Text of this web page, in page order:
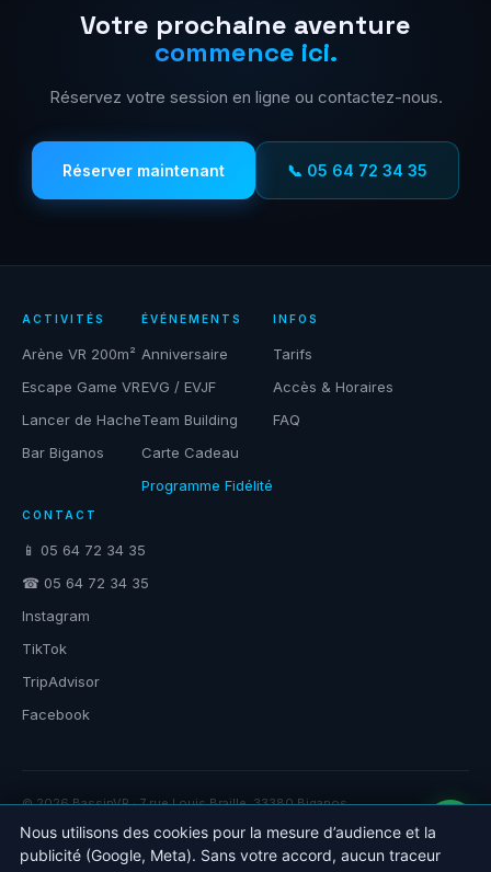
Votre prochaine aventure
commence ici.
Réservez votre session en ligne ou contactez-nous.
Réserver maintenant 📞 05 64 72 34 35
ACTIVITÉS
Arène VR 200m²
Escape Game VR
Lancer de Hache
Bar Biganos
ÉVÉNEMENTS
Anniversaire
EVG / EVJF
Team Building
Carte Cadeau
Programme Fidélité
INFOS
Tarifs
Accès & Horaires
FAQ
CONTACT
📱 05 64 72 34 35
☎ 05 64 72 34 35
Instagram
TikTok
TripAdvisor
Facebook
© 2026 BassinVR · 7 rue Louis Braille, 33380 Biganos
★ 5/5 ·
211 avis Google
Nous utilisons des cookies pour la mesure d’audience et la
publicité (Google, Meta). Sans votre accord, aucun traceur